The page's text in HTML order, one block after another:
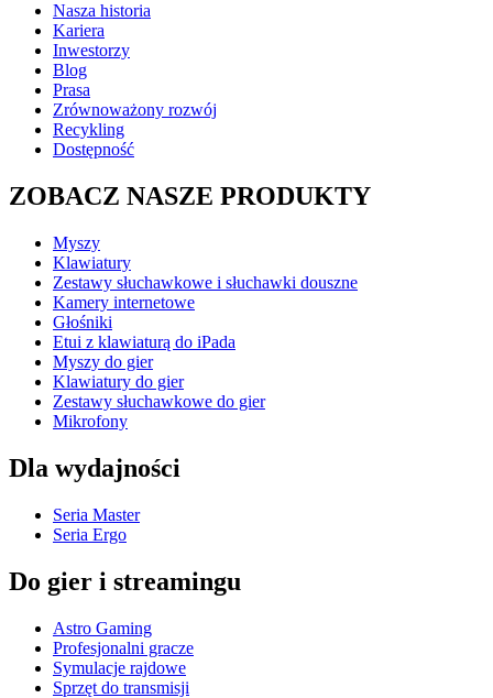
Nasza historia
Kariera
Inwestorzy
Blog
Prasa
Zrównoważony rozwój
Recykling
Dostępność
ZOBACZ NASZE PRODUKTY
Myszy
Klawiatury
Zestawy słuchawkowe i słuchawki douszne
Kamery internetowe
Głośniki
Etui z klawiaturą do iPada
Myszy do gier
Klawiatury do gier
Zestawy słuchawkowe do gier
Mikrofony
Dla wydajności
Seria Master
Seria Ergo
Do gier i streamingu
Astro Gaming
Profesjonalni gracze
Symulacje rajdowe
Sprzęt do transmisji